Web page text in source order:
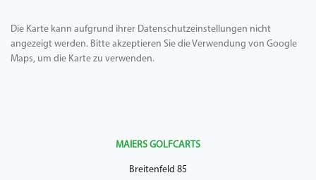
Die Karte kann aufgrund ihrer Datenschutzeinstellungen nicht
angezeigt werden. Bitte akzeptieren Sie die Verwendung von Google
Maps, um die Karte zu verwenden.
MAIERS GOLFCARTS
Breitenfeld 85